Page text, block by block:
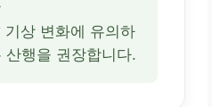
상 변화에 유의하
산행을 권장합니다.